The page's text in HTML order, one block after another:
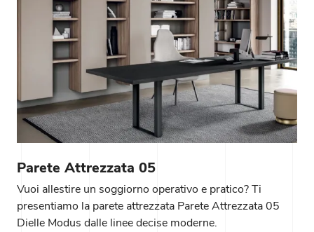
Parete Attrezzata 05
Vuoi allestire un soggiorno operativo e pratico? Ti
presentiamo la parete attrezzata Parete Attrezzata 05
Dielle Modus dalle linee decise moderne.